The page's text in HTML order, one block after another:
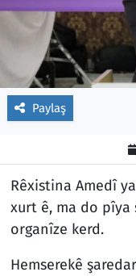
Paylaş
Rêxistina Amedî
xurt ê, ma do pîya
organîze kerd.
Hemserekê